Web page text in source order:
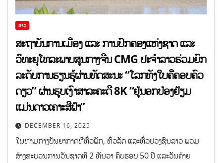
ຂ່າວ
ສະຖາບັນການເມືອງ ແລະ ການປົກຄອງແຫ່ງຊາດ ແລະ
ວິທະຍຸໂທລະພາບສູນກາງຈີນ CMG ປະຈຳລາວຮ່ວມຍົກ
ລະດັບການຮຽນຮູ້ຜ່ານທັດສະນະ “ໂລກທັງໃບຄືຄອບຄົວ
ດຽວ” ຜ່ານຮູບເງົາສາລະຄະດີ 8K “ຢູ່ນອກປ່ອງຢ້ຽມ
ແມ່ນດາວເຄາະສີຟ້າ”
DECEMBER 16, 2025
ໃນທ່າມກາງບັນຍາກາດທີ່ທົ່ວພັກ, ທົ່ວລັດ ແລະທົ່ວປວງຊົນລາວ ພວມ
ສ້າງຂະບວນການວັນຊາດທີ 2 ທັນວາ ຄົບຮອບ 50 ປີ ແລະວັນຄ້າຍ